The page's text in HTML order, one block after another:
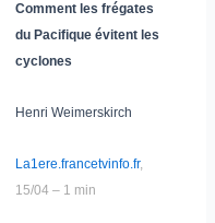
Comment les frégates
du Pacifique évitent les
cyclones
Henri Weimerskirch
La1ere.francetvinfo.fr,
15/04 – 1 min